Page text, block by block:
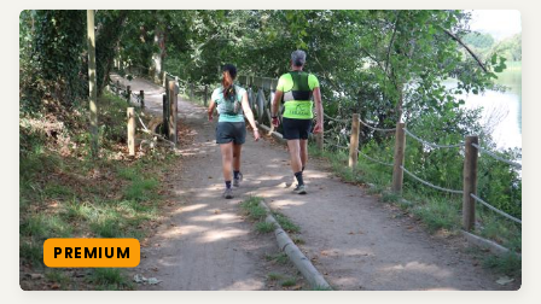
PREMIUM